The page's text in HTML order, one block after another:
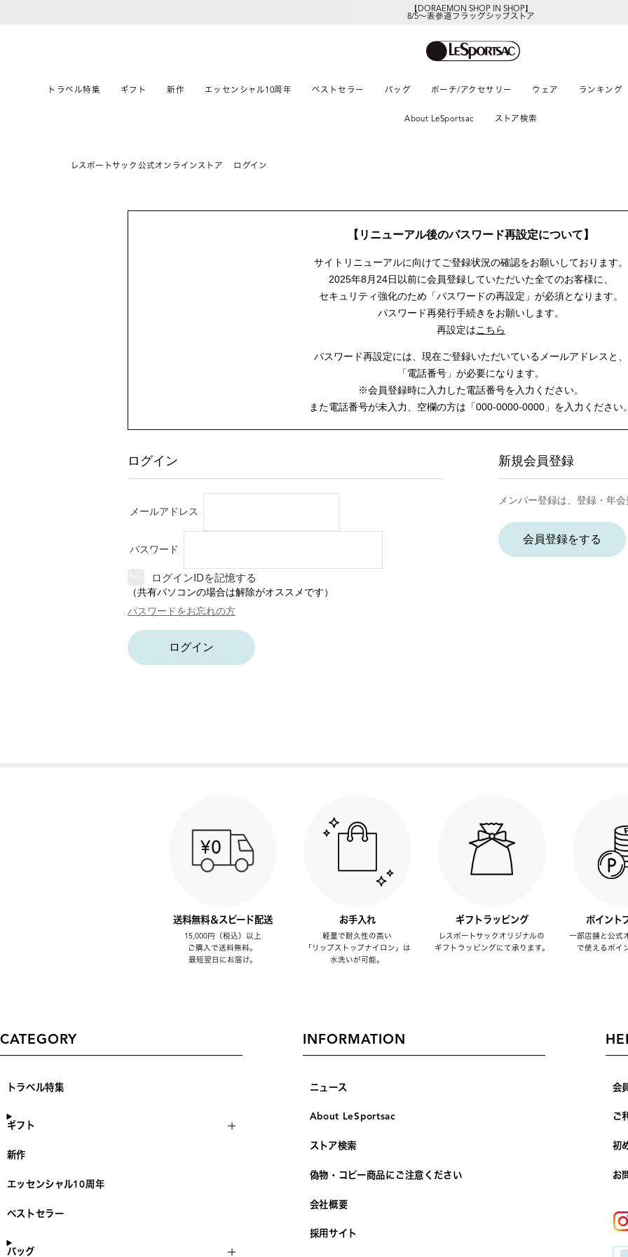
【DORAEMON SHOP IN SHOP】
8/5～表参道フラッグシップストア
トラベル特集 ギフト 新作 エッセンシャル10周年 ベストセラー バッグ ポーチ/アクセサリー ウェア ランキング
About LeSportsac ストア検索
レスポートサック公式オンラインストア ログイン
【リニューアル後のパスワード再設定について】
サイトリニューアルに向けてご登録状況の確認をお願いしております。
2025年8月24日以前に会員登録していただいた全てのお客様に、
セキュリティ強化のため「パスワードの再設定」が必須となります。
パスワード再発行手続きをお願いします。
再設定はこちら
パスワード再設定には、 現在ご登録いただいているメールアドレスと、
「電話番号」が必要になります。
※会員登録時に入力した電話番号を入力ください。
また電話番号が未入力、空欄の方は 「000-0000-0000」を入力ください。
ログイン
メールアドレス
パスワード
ログインIDを記憶する
（共有パソコンの場合は解除がオススメです）
パスワードをお忘れの方
ログイン
新規会員登録
メンバー登録は、登録・年会
会員登録をする
送料無料＆スピード配送
15,000円（税込）以上
ご購入で送料無料。
最短翌日にお届け。
お手入れ
軽量で耐久性の高い
「リップストップナイロン」は
水洗いが可能。
ギフトラッピング
レスポートサックオリジナルの
ギフトラッピングにて承ります。
ポイント
一部店舗と公式
で使えるポイ
CATEGORY
トラベル特集
ギフト
新作
エッセンシャル10周年
ベストセラー
バッグ
INFORMATION
ニュース
About LeSportsac
ストア検索
偽物・コピー商品にご注意ください
会社概要
採用サイト
会
ご
初
お